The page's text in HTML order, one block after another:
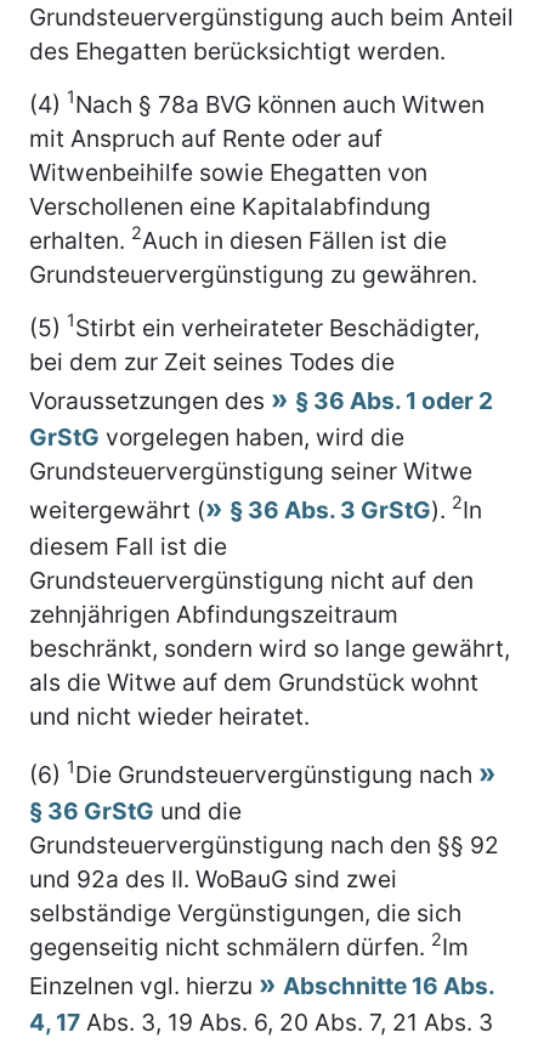
Grundsteuervergünstigung auch beim Anteil
des Ehegatten berücksichtigt werden.
(4) 1Nach § 78a BVG können auch Witwen
mit Anspruch auf Rente oder auf
Witwenbeihilfe sowie Ehegatten von
Verschollenen eine Kapitalabfindung
erhalten. 2Auch in diesen Fällen ist die
Grundsteuervergünstigung zu gewähren.
(5) 1Stirbt ein verheirateter Beschädigter,
bei dem zur Zeit seines Todes die
Voraussetzungen des
§ 36 Abs. 1 oder 2
GrStG vorgelegen haben, wird die
Grundsteuervergünstigung seiner Witwe
weitergewährt (
§ 36 Abs. 3 GrStG). 2In
diesem Fall ist die
Grundsteuervergünstigung nicht auf den
zehnjährigen Abfindungszeitraum
beschränkt, sondern wird so lange gewährt,
als die Witwe auf dem Grundstück wohnt
und nicht wieder heiratet.
(6) 1Die Grundsteuervergünstigung nach
§ 36 GrStG und die
Grundsteuervergünstigung nach den §§ 92
und 92a des II. WoBauG sind zwei
selbständige Vergünstigungen, die sich
gegenseitig nicht schmälern dürfen. 2Im
Einzelnen vgl. hierzu
Abschnitte 16 Abs.
4, 17 Abs. 3, 19 Abs. 6, 20 Abs. 7, 21 Abs. 3